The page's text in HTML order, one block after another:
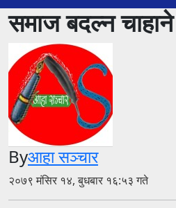
समाज बदल्न चाहाने
Byआहा सञ्चार
२०७९ मंसिर १४, बुधबार १६:५३ गते